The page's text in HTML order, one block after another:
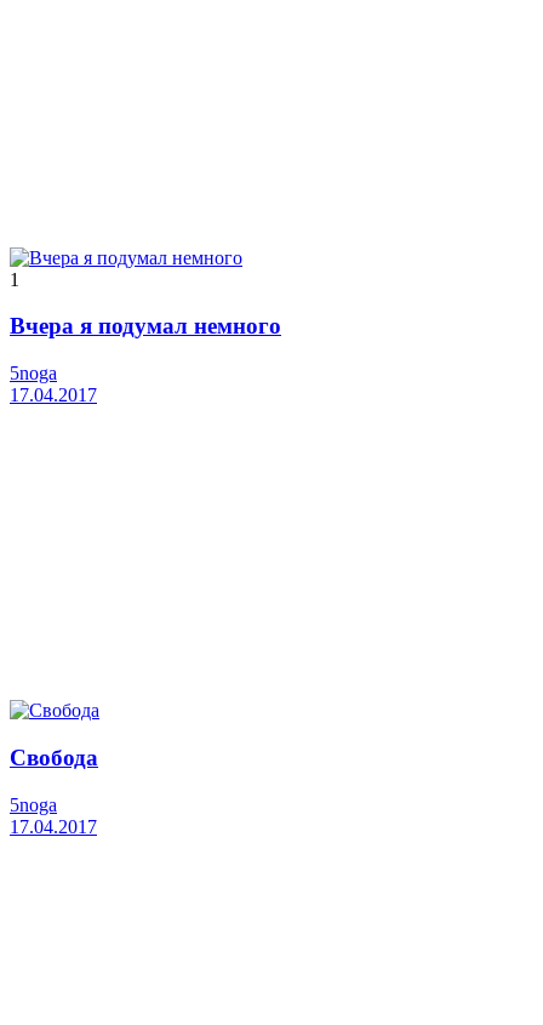
1
Вчера я подумал немного
5noga
17.04.2017
Свобода
5noga
17.04.2017